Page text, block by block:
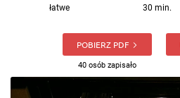
łatwe 30 min.
POBIERZ PDF
40 osób zapisało